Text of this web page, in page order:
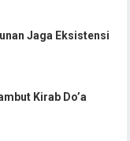
Jaga Eksistensi
Kirab Do’a